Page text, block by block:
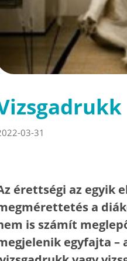
03-31
érettségi az egyik
a
is számít
egyfajta –